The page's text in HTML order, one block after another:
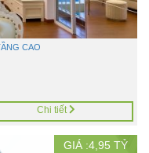
CAO
Chi tiết
GIÁ :4,95 TỶ